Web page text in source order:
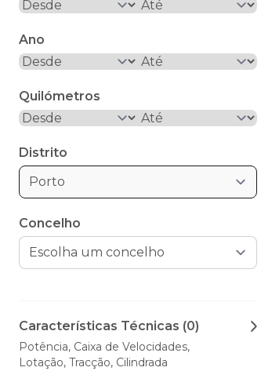
Ano
Quilómetros
Distrito
Porto
Concelho
Características Técnicas (0)
Potência, Caixa de Velocidades,
Lotação, Tracção, Cilindrada